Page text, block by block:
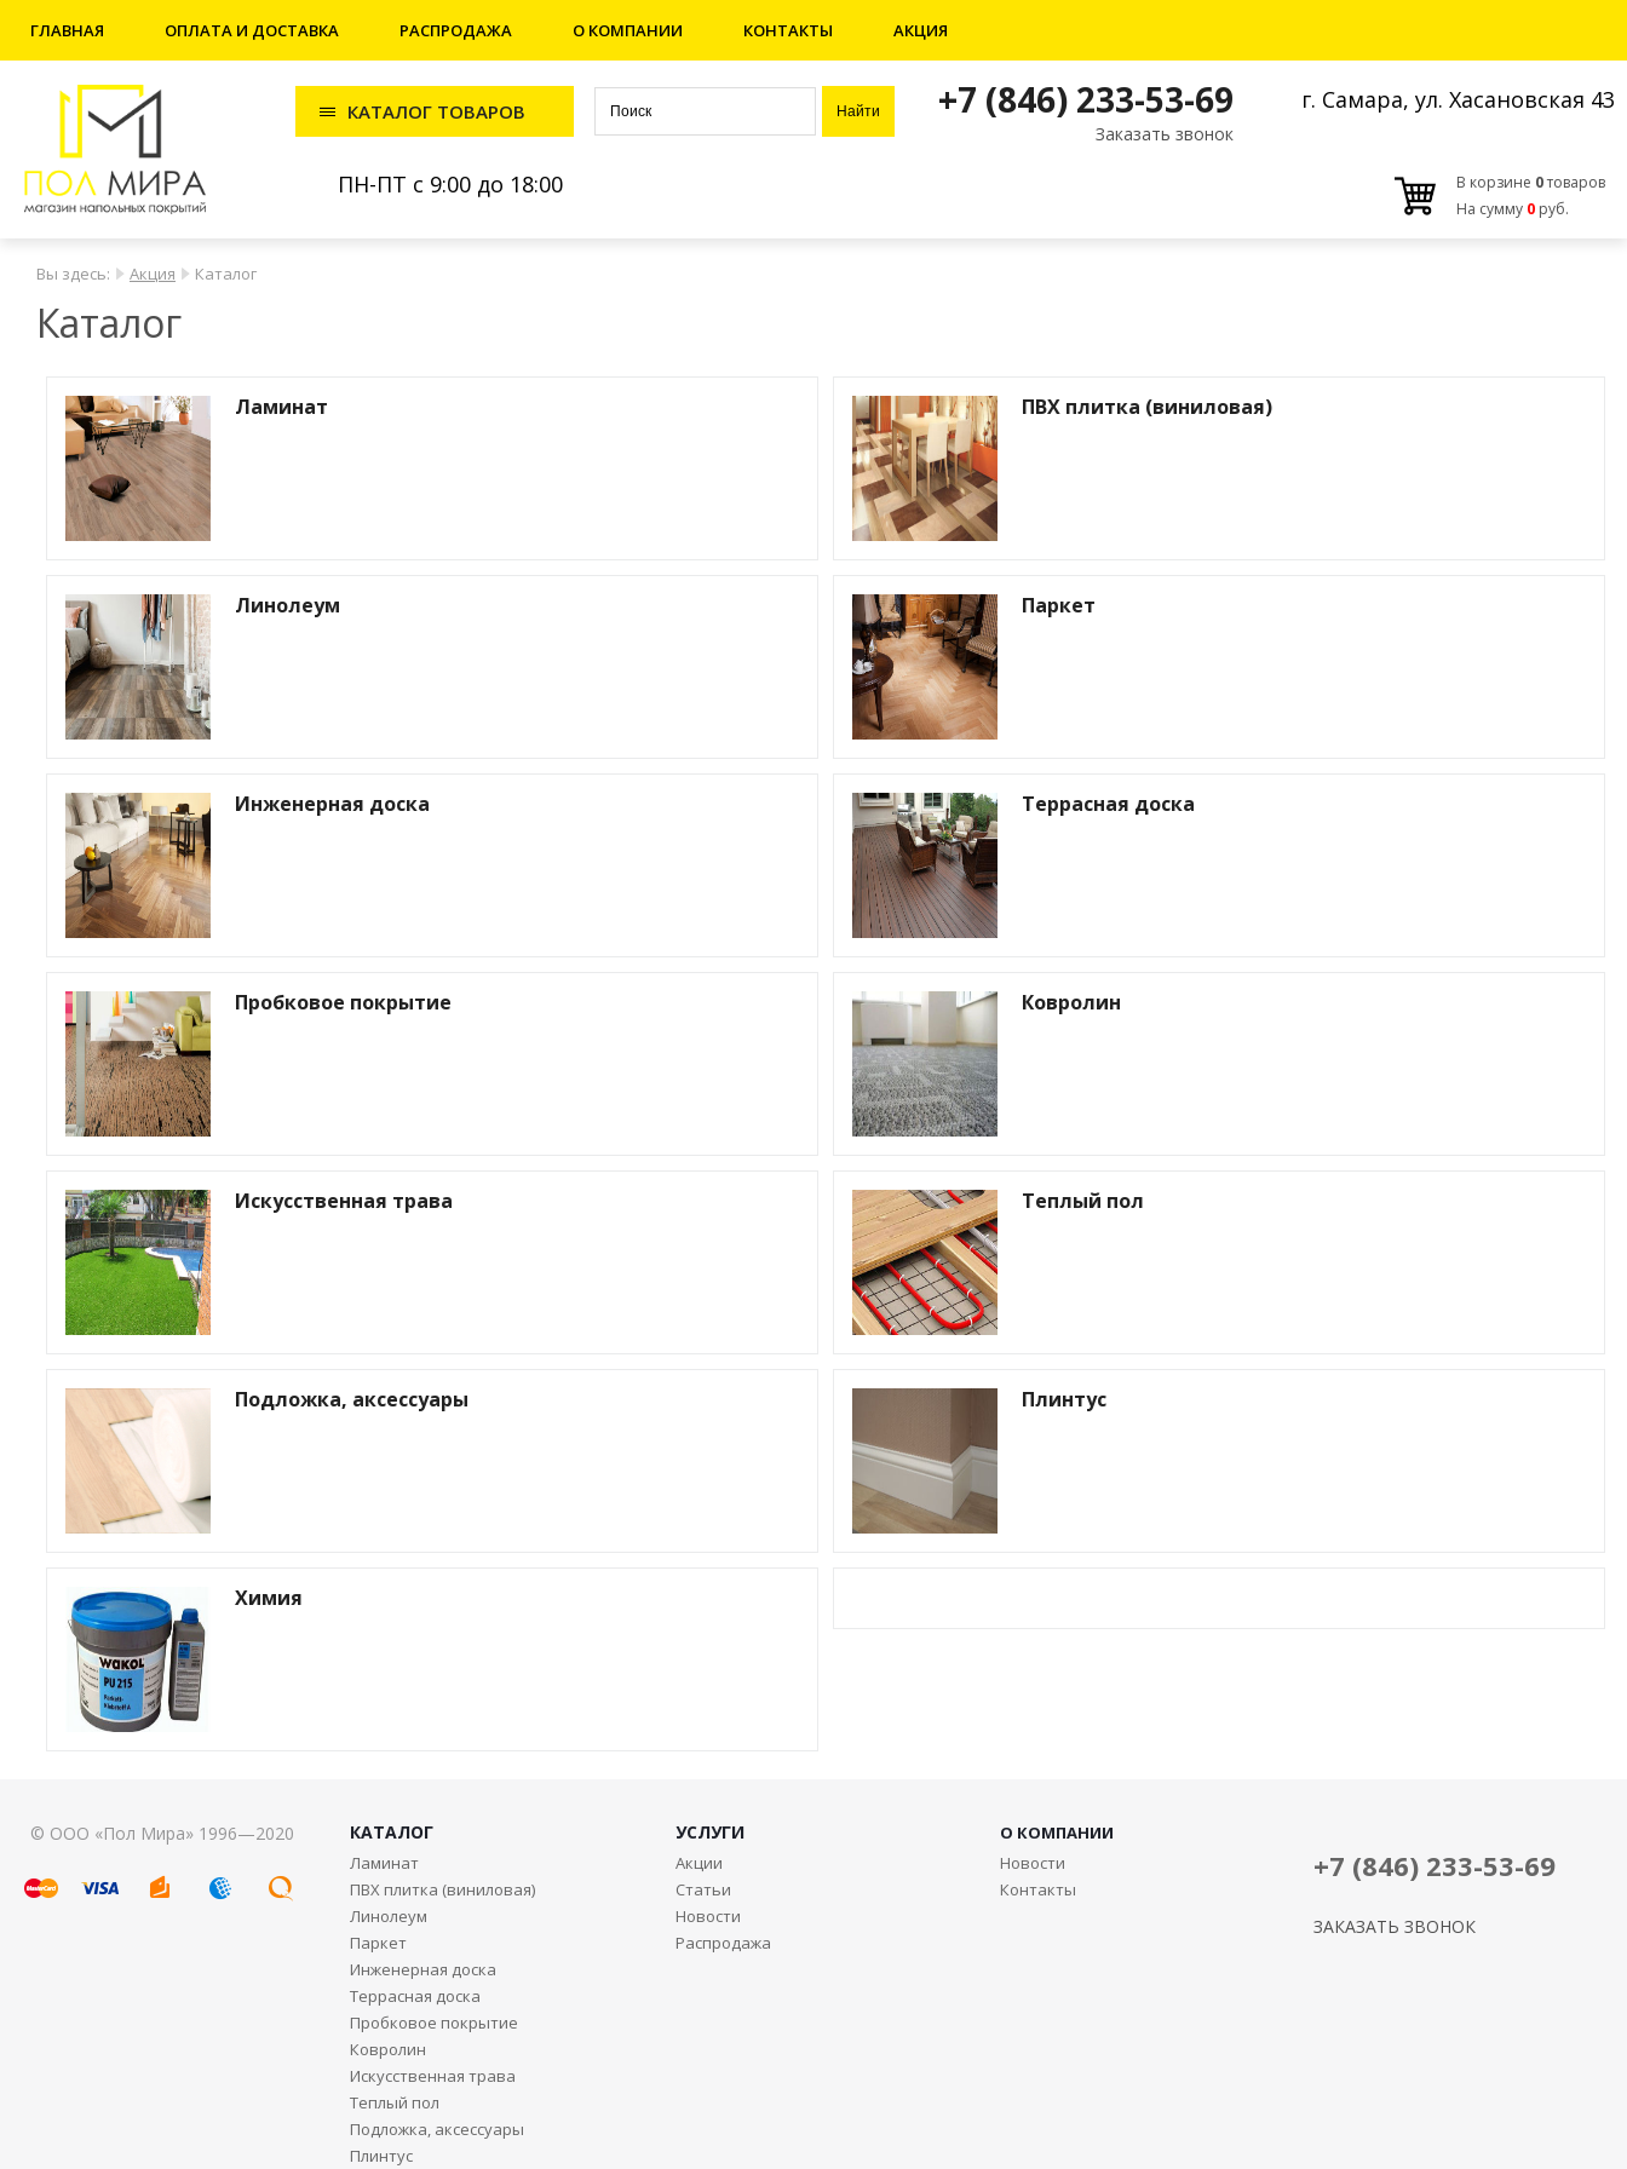
ГЛАВНАЯ ОПЛАТА И ДОСТАВКА РАСПРОДАЖА О КОМПАНИИ КОНТАКТЫ АКЦИЯ
КАТАЛОГ ТОВАРОВ +7 (846) 233-53-69
Заказать звонок
г. Самара, ул. Хасановская 43
ПН-ПТ с 9:00 до 18:00 В корзине 0товаров
На сумму 0 руб.
Вы здесь: Акция Каталог
Каталог
Ламинат ПВХ плитка (виниловая)
Линолеум Паркет
Инженерная доска Террасная доска
Пробковое покрытие Ковролин
Искусственная трава Теплый пол
Подложка, аксессуары Плинтус
Химия
© ООО «Пол Мира» 1996—2020 КАТАЛОГ
Ламинат
ПВХ плитка (виниловая)
Линолеум
Паркет
Инженерная доска
Террасная доска
Пробковое покрытие
Ковролин
Искусственная трава
Теплый пол
Подложка, аксессуары
Плинтус
УСЛУГИ
Акции
Статьи
Новости
Распродажа
О КОМПАНИИ
Новости
Контакты
+7 (846) 233-53-69
ЗАКАЗАТЬ ЗВОНОК